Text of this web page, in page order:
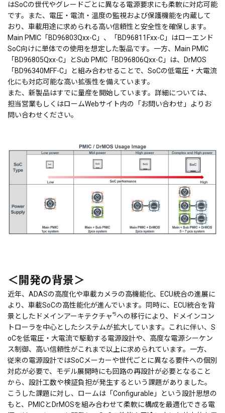
はSoCの世代やグレードごとに異なる電源要求にも柔軟に対応可能
です。また、電圧・電流・温度の監視および保護機能を内蔵して
おり、車載用途に求められる高い信頼性と安全性を確保します。
Main PMIC「BD96803Qxx-C」、「BD96811Fxx-C」はローエンド
SoC向けに単体での使用を想定した製品です。一方、Main PMIC
「BD96805Qxx-C」とSub PMIC「BD96806Qxx-C」は、DrMOS
「BD96340MFF-C」と組み合わせることで、SoCの低電圧・大電流
化にも対応可能な高い拡張性を備えています。
また、新製品はすでに量産を開始しています。詳細については、
担当営業もしくはロームWebサイト内の「お問い合わせ」よりお
問い合わせください。
＜開発の背景＞
近年、ADASの高度化や車載カメラの高機能化、ECU統合の進展に
より、車載SoCの高性能化が進んでいます。同時に、ECU統合を背
景としたドメインアーキテクチャ *5 への移行により、ドメインコン
トローラを中心としたシステムが拡大しています。これに伴い、S
oCを低電圧・大電流で駆動する電源設計や、高度な電源シーケン
ス制御、高い信頼性がこれまで以上に求められています。一方、
従来の電源設計ではSoCメーカーや世代ごとに異なる要件への個別
対応が必要で、モデル展開時にも回路の再設計が必要となること
から、設計工数や検証負担が発生するという課題がありました。
こうした課題に対し、ロームは「Configurable」という設計思想の
もと、PMICとDrMOSを組み合わせて柔軟に構成を最適化できる電